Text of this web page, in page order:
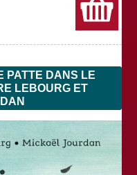
PATTE DANS LE
LEBOURG ET